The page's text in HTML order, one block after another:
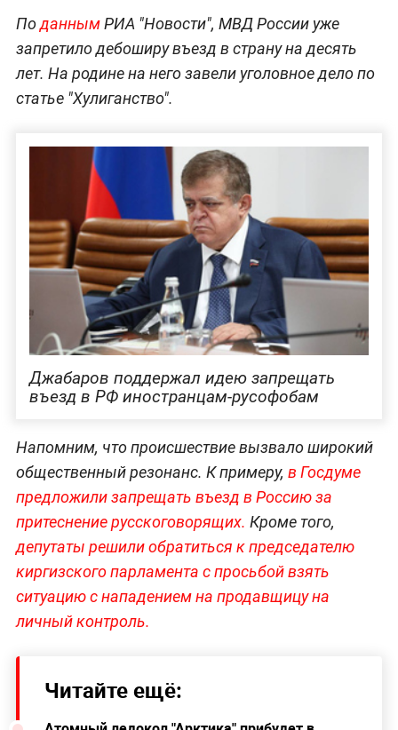
ПоданнымРИА "Новости", МВД России уже
запретило дебоширу въезд в страну на десять
лет. На родине на него завели уголовное дело по
статье "Хулиганство".
Джабаров поддержал идею запрещать
въезд в РФ иностранцам-русофобам
Напомним, что происшествие вызвало широкий
общественный резонанс. К примеру, в Госдуме
предложили запрещать въезд в Россию за
притеснение русскоговорящих. Кроме того,
депутаты решили обратиться к председателю
киргизского парламента с просьбой взять
ситуацию с нападением на продавщицу на
личный контроль.
Читайте ещё: